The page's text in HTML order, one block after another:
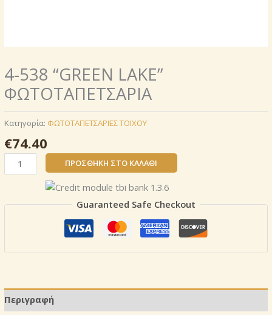
4-538 “GREEN LAKE”
ΦΩΤΟΤΑΠΕΤΣΑΡΙΑ
Κατηγορία: ΦΩΤΟΤΑΠΕΤΣΑΡΙΕΣ ΤΟΙΧΟΥ
€74.40
538
ΠΡΟΣΘΉΚΗ ΣΤΟ ΚΑΛΆΘΙ
Guaranteed Safe Checkout
Περιγραφή